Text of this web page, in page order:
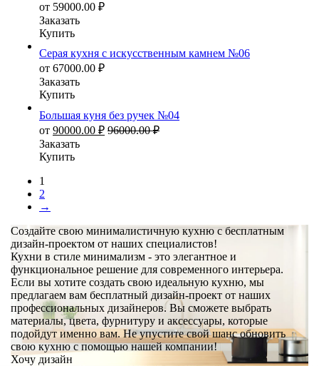
от 59000.00 ₽
Заказать
Купить
Серая кухня с искусственным камнем №06
от 67000.00 ₽
Заказать
Купить
Большая куня без ручек №04
от 90000.00 ₽ 96000.00₽
Заказать
Купить
1
2
→
Создайте свою минималистичную кухню с бесплатным
дизайн-проектом от наших специалистов!
Кухни в стиле минимализм - это элегантное и
функциональное решение для современного интерьера.
Если вы хотите создать свою идеальную кухню, мы
предлагаем вам бесплатный дизайн-проект от наших
профессиональных дизайнеров. Вы сможете выбрать
материалы, цвета, фурнитуру и аксессуары, которые
подойдут именно вам. Не упустите свой шанс обновить
свою кухню с помощью нашей компании!
Хочу дизайн